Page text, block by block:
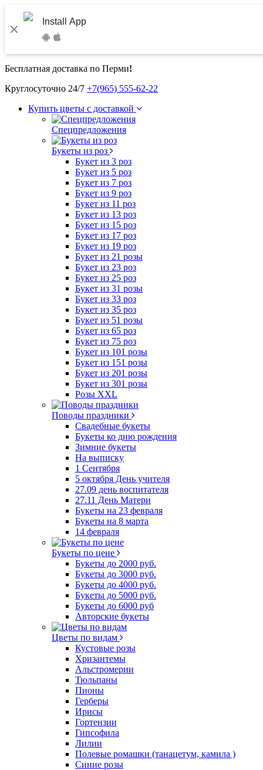
Install App
Бесплатная доставка по Перми!
Круглосуточно 24/7 +7(965) 555-62-22
Купить цветы с доставкой
Спецпредложения
Букеты из роз
Букет из 3 роз
Букет из 5 роз
Букет из 7 роз
Букет из 9 роз
Букет из 11 роз
Букет из 13 роз
Букет из 15 роз
Букет из 17 роз
Букет из 19 роз
Букет из 21 розы
Букет из 23 роз
Букет из 25 роз
Букет из 31 розы
Букет из 33 роз
Букет из 35 роз
Букет из 51 розы
Букет из 65 роз
Букет из 75 роз
Букет из 101 розы
Букет из 151 розы
Букет из 201 розы
Букет из 301 розы
Розы XXL
Поводы праздники
Свадебные букеты
Букеты ко дню рождения
Зимние букеты
На выписку
1 Сентября
5 октября День учителя
27.09 день воспитателя
27.11 День Матери
Букеты на 23 февраля
Букеты на 8 марта
14 февраля
Букеты по цене
Букеты до 2000 руб.
Букеты до 3000 руб.
Букеты до 4000 руб.
Букеты до 5000 руб.
Букеты до 6000 руб
Авторские букеты
Цветы по видам
Кустовые розы
Хризантемы
Альстромерии
Тюльпаны
Пионы
Герберы
Ирисы
Гортензии
Гипсофила
Лилии
Полевые ромашки (танацетум, камила )
Синие розы